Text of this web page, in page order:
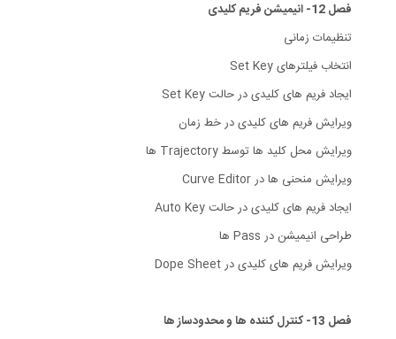
فصل 12- انیمیشن فریم کلیدی
تنظیمات زمانی
انتخاب فیلترهای Set Key
ایجاد فریم های کلیدی در حالت Set Key
ویرایش فریم های کلیدی در خط زمان
ویرایش محل کلید ها توسط Trajectory ها
ویرایش منحنی ها در Curve Editor
ایجاد فریم های کلیدی در حالت Auto Key
طراحی انیمیشن در Pass ها
ویرایش فریم های کلیدی در Dope Sheet
فصل 13- کنترل کننده ها و محدودساز ها